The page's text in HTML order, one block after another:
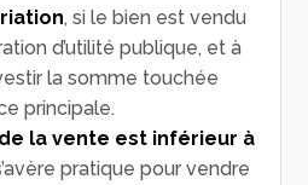
, si le bien est vendu
d’utilité publique, et à
la somme touchée
principale.
la vente est inférieur à
pratique pour vendre